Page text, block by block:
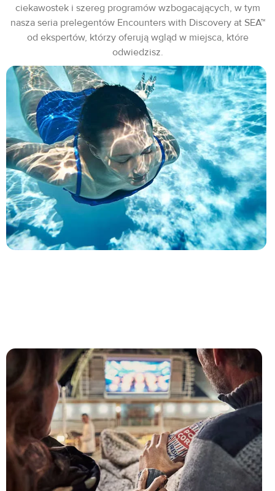
ciekawostek i szereg programów wzbogacających, w tym
nasza seria prelegentów Encounters with Discovery at SEA™
od ekspertów, którzy oferują wgląd w miejsca, które
odwiedzisz.